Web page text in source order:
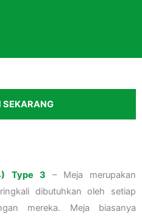
SEKARANG
Type 3 – Meja merupakan
dibutuhkan oleh setiap
mereka. Meja biasanya